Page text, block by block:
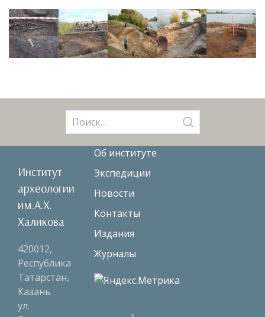
Институт
археологии
им.А.Х.
Халикова
420012,
Республика
Татарстан,
Казань
ул.
Об институте
Экспедиции
Новости
Контакты
Издания
Журналы